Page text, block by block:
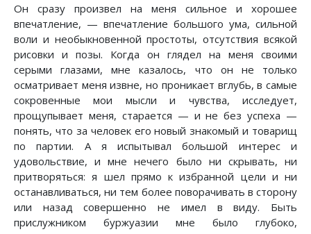
Он сразу произвел на меня сильное и хорошее
впечатление, — впечатление большого ума, сильной
воли и необыкновенной простоты, отсутствия всякой
рисовки и позы. Когда он глядел на меня своими
серыми глазами, мне казалось, что он не только
осматривает меня извне, но проникает вглубь, в самые
сокровенные мои мысли и чувства, исследует,
прощупывает меня, старается — и не без успеха —
понять, что за человек его новый знакомый и товарищ
по партии. А я испытывал большой интерес и
удовольствие, и мне нечего было ни скрывать, ни
притворяться: я шел прямо к избранной цели и ни
останавливаться, ни тем более поворачивать в сторону
или назад совершенно не имел в виду. Быть
прислужником буржуазии мне было глубоко,